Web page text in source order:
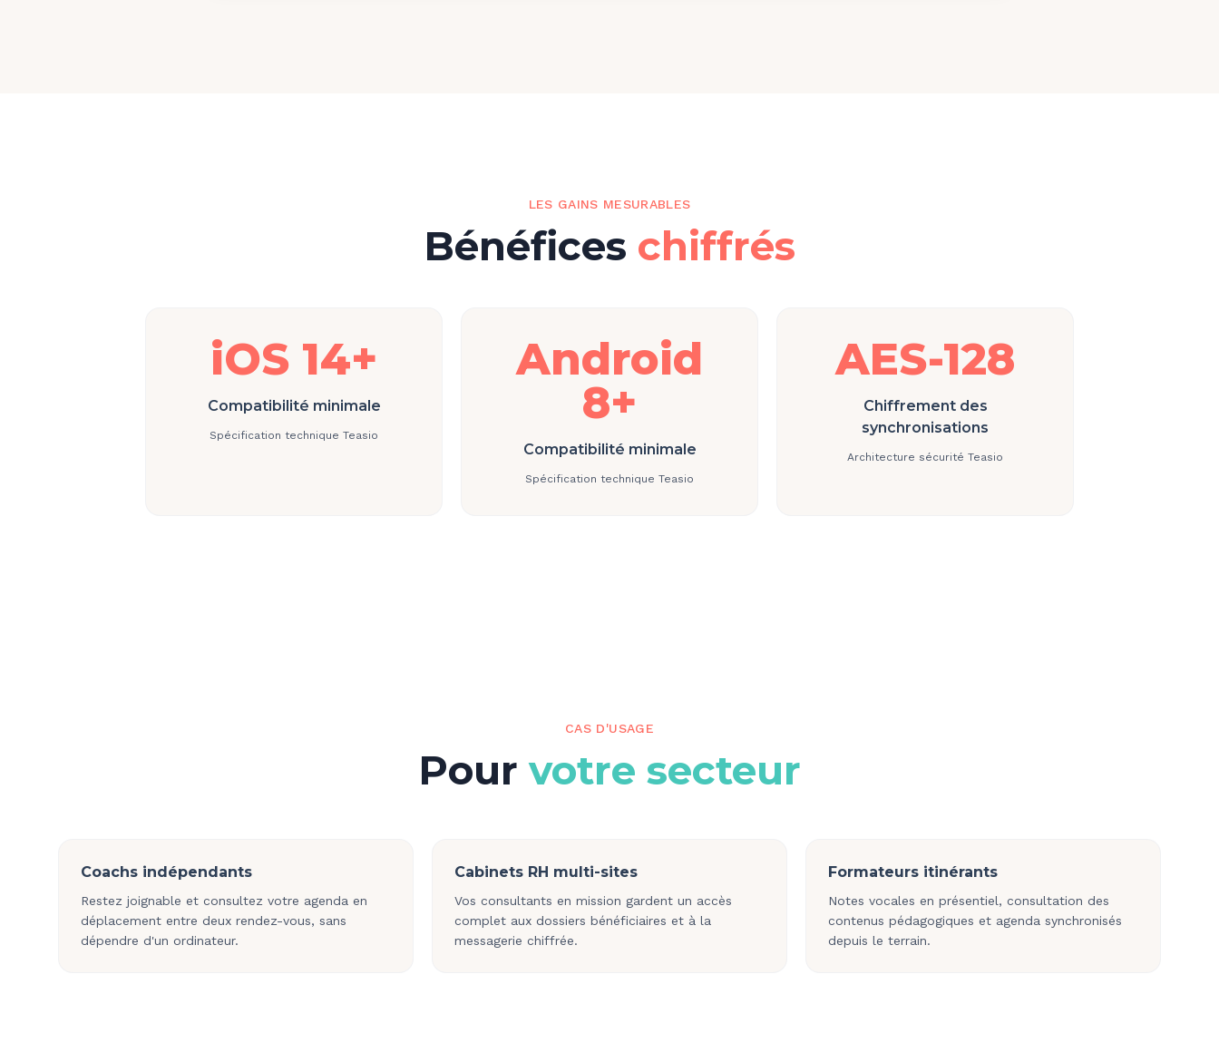
LES GAINS MESURABLES
Bénéfices chiffrés
iOS 14+
Compatibilité minimale
Spécification technique Teasio
Android
8+
Compatibilité minimale
Spécification technique Teasio
AES-128
Chiffrement des
synchronisations
Architecture sécurité Teasio
CAS D'USAGE
Pourvotre secteur
Coachs indépendants
Restez joignable et consultez votre agenda en
déplacement entre deux rendez-vous, sans
dépendre d'un ordinateur.
Cabinets RH multi-sites
Vos consultants en mission gardent un accès
complet aux dossiers bénéficiaires et à la
messagerie chiffrée.
Formateurs itinérants
Notes vocales en présentiel, consultation des
contenus pédagogiques et agenda synchronisés
depuis le terrain.